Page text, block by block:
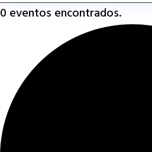
0 eventos encontrados.